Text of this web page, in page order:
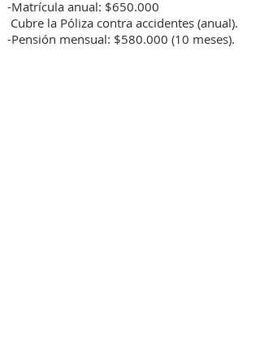
-Matrícula anual: $650.000
Cubre la Póliza contra accidentes (anual).
-Pensión mensual: $580.000 (10 meses).